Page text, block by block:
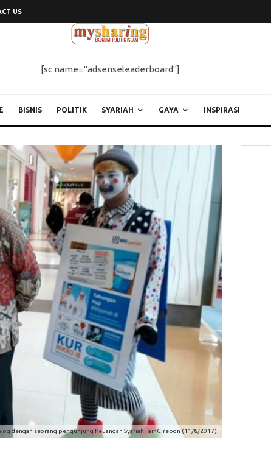
US
[sc name="adsenseleaderboard"]
BISNIS POLITIK SYARIAH GAYA INSPIRASI
dengan seorang pengunjung Keuangan Syariah Fair Cirebon (11/8/2017).